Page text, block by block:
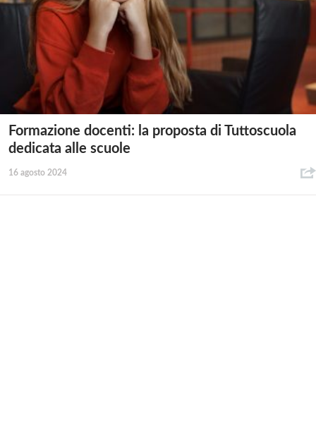
Formazione docenti: la proposta di Tuttoscuola
dedicata alle scuole
16 agosto 2024